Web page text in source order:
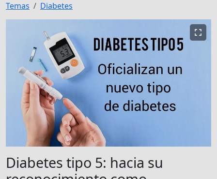
Temas Diabetes
Diabetes tipo 5: hacia su